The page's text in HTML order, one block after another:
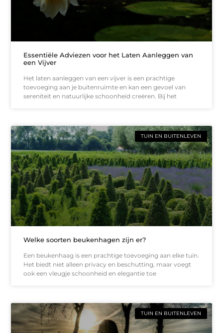
Essentiële Adviezen voor het Laten Aanleggen van
een Vijver
Het laten aanleggen van een vijver is een prachtige
toevoeging aan je buitenruimte en kan een gevoel van
sereniteit en natuurlijke schoonheid creëren. Bij het
TUIN EN BUITENLEVEN
Welke soorten beukenhagen zijn er?
Een beukenhaag is een prachtige toevoeging aan elke tuin.
Het biedt niet alleen privacy en beschutting, maar voegt
ook een vleugje schoonheid en elegantie toe
TUIN EN BUITENLEVEN